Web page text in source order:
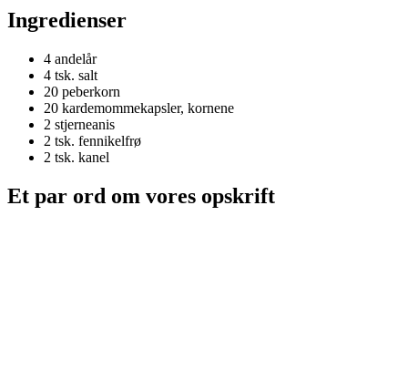
Ingredienser
4 andelår
4 tsk. salt
20 peberkorn
20 kardemommekapsler, kornene
2 stjerneanis
2 tsk. fennikelfrø
2 tsk. kanel
Et par ord om vores opskrift